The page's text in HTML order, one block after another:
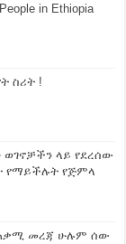
in Ethiopia
ስሪት !
ወገኖቻችን ላይ የደረሰው
የማይችሉት የጅምላ
ጠቃሚ መረጃ ሁሉም ሰው